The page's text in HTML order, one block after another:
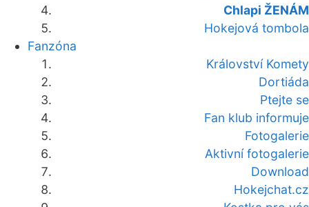
Chlapi ŽENÁM
Hokejová tombola
Fanzóna
Království Komety
Dortiáda
Ptejte se
Fan klub informuje
Fotogalerie
Aktivní fotogalerie
Download
Hokejchat.cz